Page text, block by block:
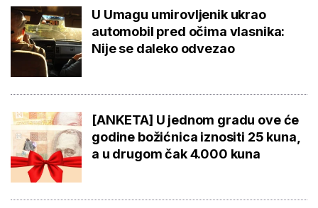
U Umagu umirovljenik ukrao
automobil pred očima vlasnika:
Nije se daleko odvezao
[ANKETA] U jednom gradu ove će
godine božićnica iznositi 25 kuna,
a u drugom čak 4.000 kuna